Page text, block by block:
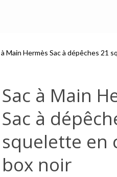
à Main Hermès Sac à dépêches 21
Sac à Main
Sac à
squelette en
box noir